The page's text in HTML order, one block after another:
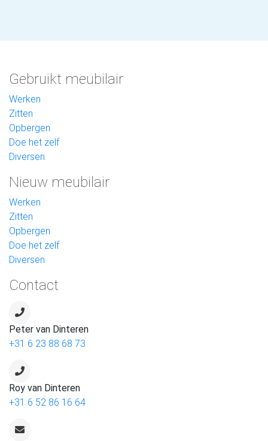
Gebruikt meubilair
Werken
Zitten
Opbergen
Doe het zelf
Diversen
Nieuw meubilair
Werken
Zitten
Opbergen
Doe het zelf
Diversen
Contact
Peter van Dinteren
+31 6 23 88 68 73
Roy van Dinteren
+31 6 52 86 16 64